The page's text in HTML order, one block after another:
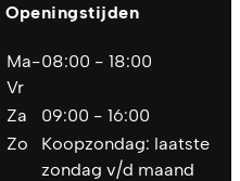
Openingstijden
Ma-
Vr
08:00 - 18:00
Za
09:00 - 16:00
Zo
Koopzondag: laatste
zondag v/d maand